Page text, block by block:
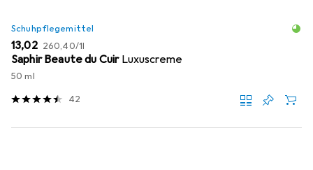
Schuhpflegemittel
EUR
13,02 EUR
260,40/1l
Saphir Beaute du Cuir Luxuscreme
50 ml
42